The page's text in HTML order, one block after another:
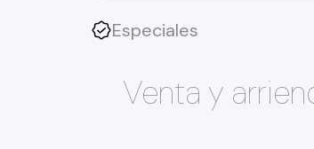
Especiales
Venta y